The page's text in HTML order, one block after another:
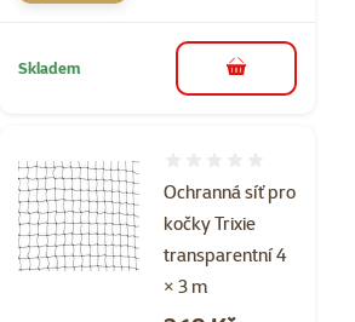
Skladem do košíku
Ochranná síť pro
kočky Trixie
transparentní 4
× 3 m